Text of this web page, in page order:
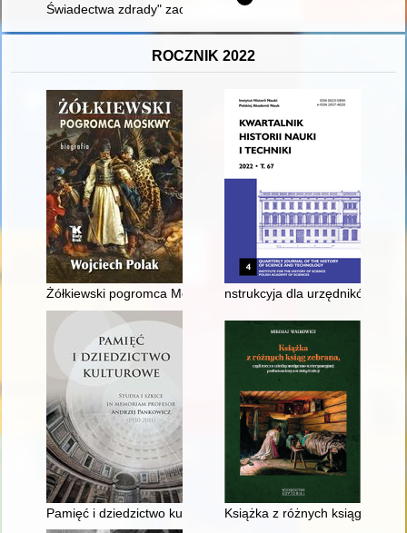
Świadectwa zdrady" zachowane w Archiwum IPN w
ROCZNIK 2022
Żółkiewski pogromca Moskwy : biografianstrukcyja dla urzędników,
Pamięć i dziedzictwo kulturowe : studia i szkice in memoriam
Książka z różnych ksiąg